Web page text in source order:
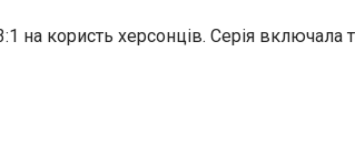
користь херсонців. Серія включала